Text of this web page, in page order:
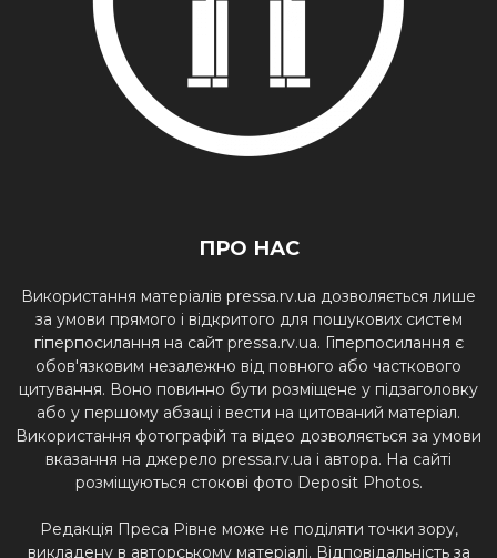
ПРО НАС
Використання матеріалів pressa.rv.ua дозволяється лише
за умови прямого і відкритого для пошукових систем
гіперпосилання на сайт pressa.rv.ua. Гіперпосилання є
обов'язковим незалежно від повного або часткового
цитування. Воно повинно бути розміщене у підзаголовку
або у першому абзаці і вести на цитований матеріал.
Використання фотографій та відео дозволяється за умови
вказання на джерело pressa.rv.ua і автора. На сайті
розміщуються стокові фото Deposit Photos.
Редакція Преса Рівне може не поділяти точки зору,
викладену в авторському матеріалі. Відповідальність за